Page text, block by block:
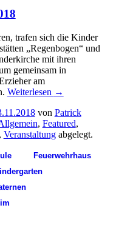
trafen sich die Kinder
„Regenbogen“ und
mit ihren
gemeinsam in
am
Weiterlesen →
von Patrick
, Featured,
Veranstaltungabgelegt.
Feuerwehrhaus